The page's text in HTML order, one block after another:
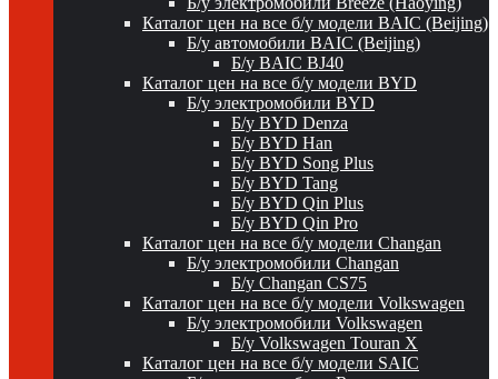
Каталог цен на все б/у модели BAIC (Beijing)
Б/у автомобили BAIC (Beijing)
Б/у BAIC BJ40
Каталог цен на все б/у модели BYD
Б/у электромобили BYD
Б/у BYD Denza
Б/у BYD Han
Б/у BYD Song Plus
Б/у BYD Tang
Б/у BYD Qin Plus
Б/у BYD Qin Pro
Каталог цен на все б/у модели Changan
Б/у электромобили Changan
Б/у Changan CS75
Каталог цен на все б/у модели Volkswagen
Б/у электромобили Volkswagen
Б/у Volkswagen Touran X
Каталог цен на все б/у модели SAIC